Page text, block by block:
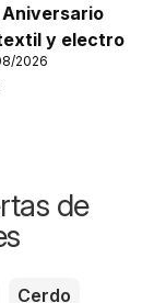
Aniversario
y electro
2026
de
Cerdo